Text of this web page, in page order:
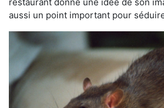
aussi un point important pour